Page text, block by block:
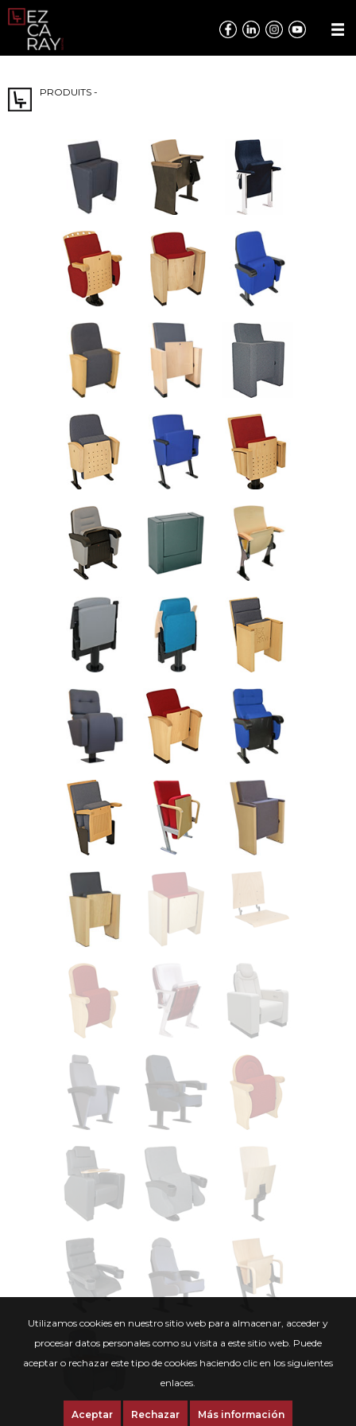
Utilizamos cookies en nuestro sitio web para almacenar, acceder y
procesar datos personales como su visita a este sitio web. Puede
aceptar o rechazar este tipo de cookies haciendo clic en los siguientes
enlaces.
Aceptar Rechazar Más información
PRODUITS -